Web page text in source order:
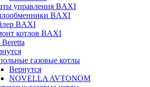
управления BAXI
BAXI
BAXI
котлов BAXI
газовые котлы
Вернутся
NOVELLA AVTONOM